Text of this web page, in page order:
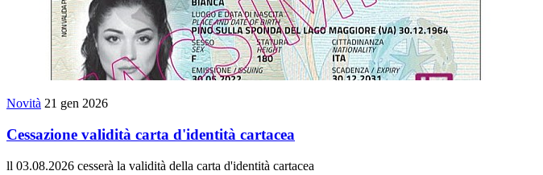
Novità 21 gen 2026
Cessazione validità carta d'identità cartacea
ll 03.08.2026 cesserà la validità della carta d'identità cartacea